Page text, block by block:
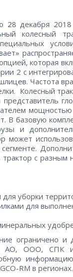
декабря 2018
колесный
которая
2 с
Частота
Колесный
В базовую
и
может
сегменте.
трактор с
уборки
для
ограничено и
АО, ООО, СПК и
RM в регионах.